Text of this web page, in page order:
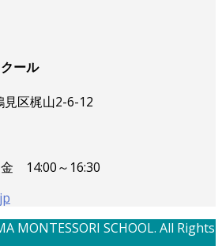
ール
区梶山2-6-12
14:00～16:30
MONTESSORI SCHOOL. All Rights